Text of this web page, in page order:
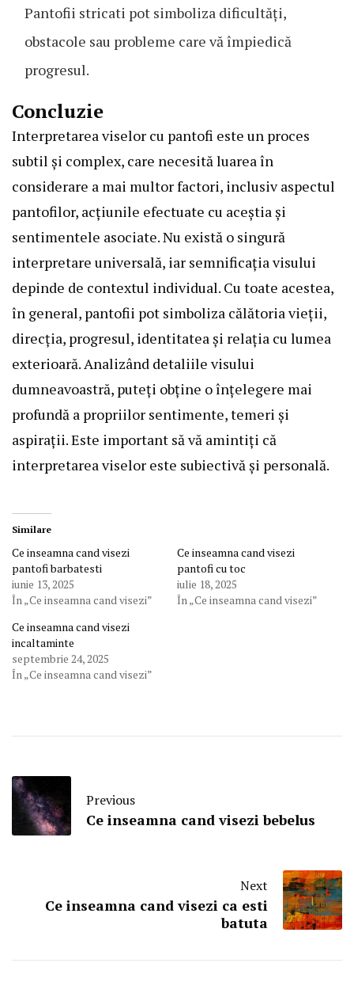
Pantofii stricati pot simboliza dificultăți,
obstacole sau probleme care vă împiedică
progresul.
Concluzie
Interpretarea viselor cu pantofi este un proces
subtil și complex, care necesită luarea în
considerare a mai multor factori, inclusiv aspectul
pantofilor, acțiunile efectuate cu aceștia și
sentimentele asociate. Nu există o singură
interpretare universală, iar semnificația visului
depinde de contextul individual. Cu toate acestea,
în general, pantofii pot simboliza călătoria vieții,
direcția, progresul, identitatea și relația cu lumea
exterioară. Analizând detaliile visului
dumneavoastră, puteți obține o înțelegere mai
profundă a propriilor sentimente, temeri și
aspirații. Este important să vă amintiți că
interpretarea viselor este subiectivă și personală.
Similare
Ce inseamna cand visezi
pantofi barbatesti
iunie 13, 2025
În „Ce inseamna cand visezi”
Ce inseamna cand visezi
pantofi cu toc
iulie 18, 2025
În „Ce inseamna cand visezi”
Ce inseamna cand visezi
incaltaminte
septembrie 24, 2025
În „Ce inseamna cand visezi”
Previous
Ce inseamna cand visezi bebelus
Next
Ce inseamna cand visezi ca esti
batuta